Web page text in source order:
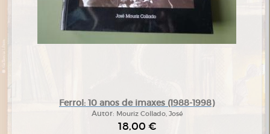
Ferrol: 10 anos de imaxes (1988-1998)
Autor: Mouriz Collado, José
18,00 €